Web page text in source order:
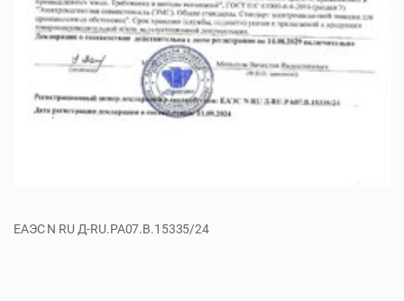
ЕАЭС N RU Д-RU.PA07.B.15335/24